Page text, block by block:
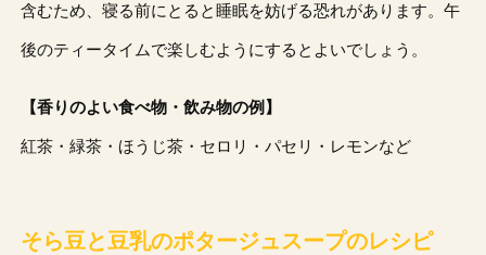
含むため、寝る前にとると睡眠を妨げる恐れがあります。午
後のティータイムで楽しむようにするとよいでしょう。
【香りのよい食べ物・飲み物の例】
紅茶・緑茶・ほうじ茶・セロリ・パセリ・レモンなど
そら豆と豆乳のポタージュスープのレシピ